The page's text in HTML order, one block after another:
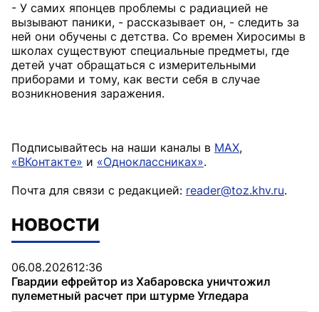
- У самих японцев проблемы с радиацией не
вызывают паники, - рассказывает он, - следить за
ней они обучены с детства. Со времен Хиросимы в
школах существуют специальные предметы, где
детей учат обращаться с измерительными
приборами и тому, как вести себя в случае
возникновения заражения.
Подписывайтесь на наши каналы в MAX,
«ВКонтакте» и «Одноклассниках».
Почта для связи с редакцией: reader@toz.khv.ru.
НОВОСТИ
06.08.202612:36
Гвардии ефрейтор из Хабаровска уничтожил
пулеметный расчет при штурме Угледара